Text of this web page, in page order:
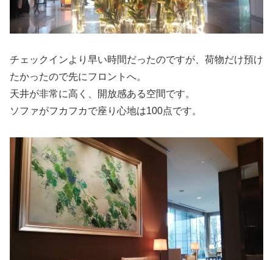
チェックインより早い時間だったのですが、荷物だけ預け
たかったので先にフロントへ。
天井が非常に高く、開放感ある空間です。
ソファがフカフカで座り心地は100点です。